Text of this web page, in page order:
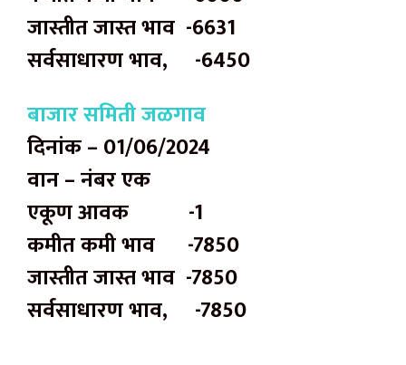
जास्तीत जास्त भाव -6631
सर्वसाधारण भाव, -6450
बाजार समिती जळगाव
दिनांक – 01/06/2024
वान – नंबर एक
एकूण आवक -1
कमीत कमी भाव -7850
जास्तीत जास्त भाव -7850
सर्वसाधारण भाव, -7850